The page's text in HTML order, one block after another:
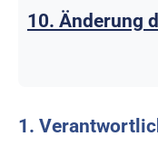
10. Änderung
1.